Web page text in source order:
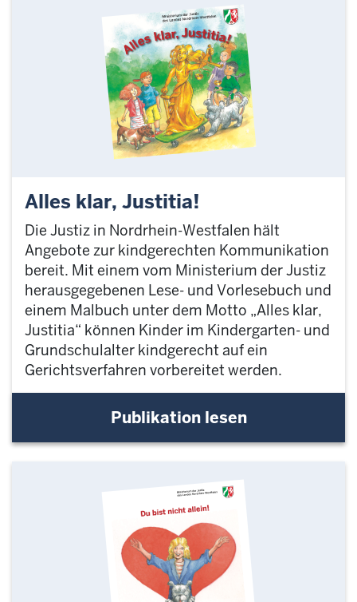
Alles klar, Justitia!
Die Justiz in Nordrhein-Westfalen hält
Angebote zur kindgerechten Kommunikation
bereit. Mit einem vom Ministerium der Justiz
herausgegebenen Lese- und Vorlesebuch und
einem Malbuch unter dem Motto „Alles klar,
Justitia“ können Kinder im Kindergarten- und
Grundschulalter kindgerecht auf ein
Gerichtsverfahren vorbereitet werden.
Publikation lesen